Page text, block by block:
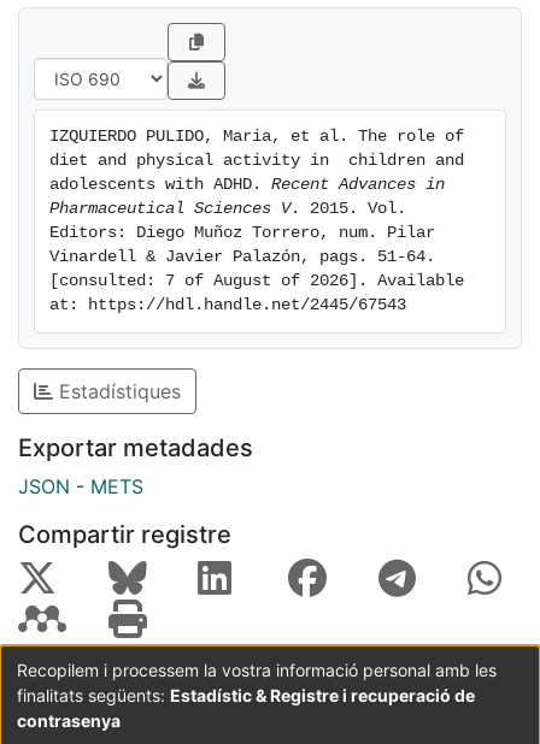
IZQUIERDO PULIDO, Maria, et al. The role of
diet and physical activity in  children and
adolescents with ADHD. Recent Advances in
Pharmaceutical Sciences V. 2015. Vol.
Editors: Diego Muñoz Torrero, num. Pilar
Vinardell & Javier Palazón, pags. 51-64.
[consulted: 7 of August of 2026]. Available
at: https://hdl.handle.net/2445/67543
Estadístiques
Exportar metadades
JSON - METS
Compartir registre
Coordinació:CRAI UB Avís legal
Metadades
subjectes a:
Recopilem i processem la vostra informació personal amb les
finalitats següents: Estadístic & Registre i recuperació de
contrasenya